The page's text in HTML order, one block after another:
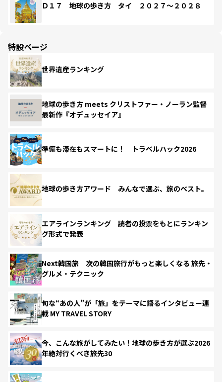
Ｄ１７ 地球の歩き方 タイ ２０２７～２０２８
特設ページ
世界遺産ランキング
地球の歩き方 meets クリストファー・ノーラン監督
最新作『オデュッセイア』
準備も滞在もスマートに！ トラベルハック2026
地球の歩き方アワード みんなで選ぶ、旅のベスト。
エアラインランキング 読者の投票をもとにランキン
グ形式で発表
Next韓国旅 次の韓国旅行がもっと楽しくなる 旅先・
グルメ・テクニック
旬な“あの人”が「旅」をテーマに語るインタビュー連
載 MY TRAVEL STORY
今、こんな旅がしてみたい！地球の歩き方が選ぶ2026
年絶対行くべき旅先30